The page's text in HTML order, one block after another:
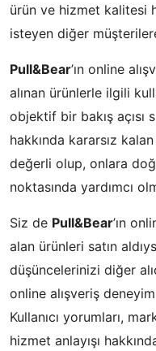
ürün ve hizmet kalitesi
isteyen diğer
Pull&Bear’ın online
alınan ürünlerle ilgili
objektif bir bakış açısı
hakkında kararsız
değerli olup, onlara
noktasında yardımcı
Siz de Pull&Bear’ın
alan ürünleri satın
düşüncelerinizi diğer
online alışveriş
Kullanıcı yorumları,
hizmet anlayışı